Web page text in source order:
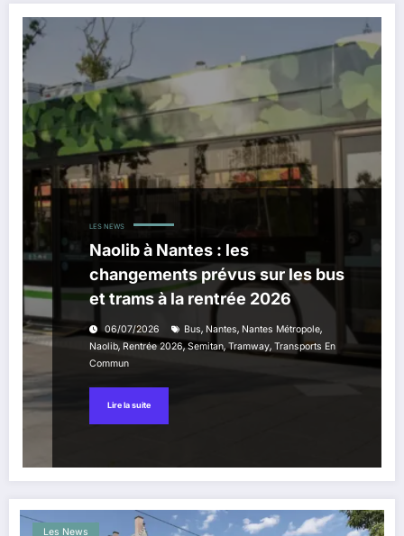
LES NEWS
Naolib à Nantes : les
changements prévus sur les bus
et trams à la rentrée 2026
06/07/2026 Bus, Nantes, Nantes Métropole,
Naolib,Rentrée 2026,Semitan,Tramway, Transports En
Commun
Lire la suite
Les News